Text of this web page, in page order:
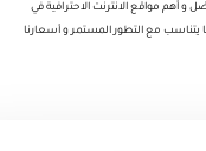
و خلالها قمنا بإنجار أفضل و أهم مواقع الانترنت الاحترافية في
يتناسب مع التطور المستمر و أسعارنا